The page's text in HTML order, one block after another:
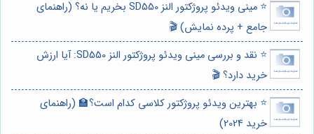
⭐️ مینی ویدئو پروژکتور النز SD550 بخریم یا نه؟ (راهنمای
جامع + پرده نمایش) 🎬
⭐️ نقد و بررسی مینی ویدئو پروژکتور النز SD550: آیا ارزش
خرید دارد؟ 🎬
⭐️ بهترین ویدئو پروژکتور کلاسی کدام است؟🏫 (راهنمای
خرید 2024)